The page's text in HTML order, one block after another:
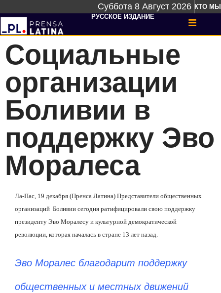
Суббота 8 Август 2026 КТО МЫ
РУССКОЕ ИЗДАНИЕ
Социальные
организации
Боливии в
поддержку Эво
Моралеса
Ла-Пас, 19 декабря (Пренса Латина) Представители общественных
организаций Боливии сегодня ратифицировали свою поддержку
президенту Эво Моралесу и культурной демократической
революции, которая началась в стране 13 лет назад.
Эво Моралес благодарит поддержку
общественных и местных движений